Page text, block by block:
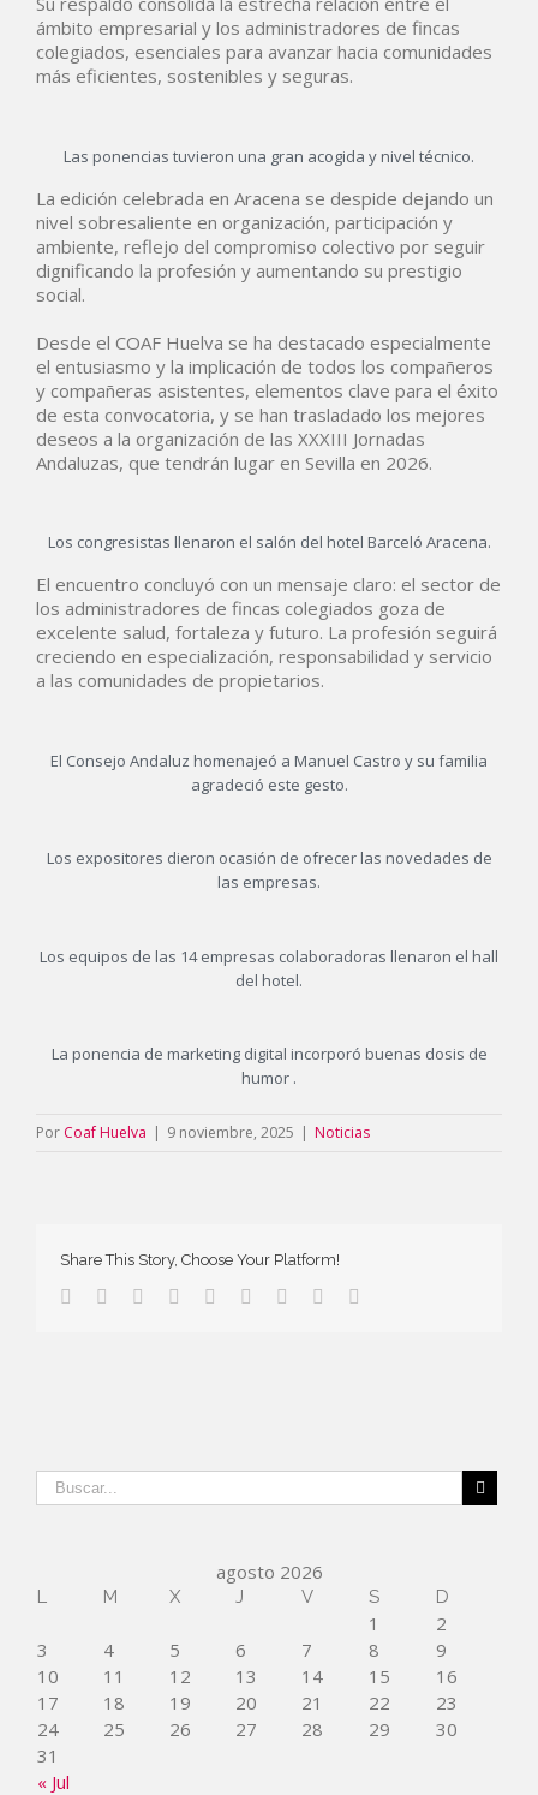
ámbito empresarial y los administradores de fincas
colegiados, esenciales para avanzar hacia comunidades
más eficientes, sostenibles y seguras.
Las ponencias tuvieron una gran acogida y nivel técnico.
La edición celebrada en Aracena se despide dejando un
nivel sobresaliente en organización, participación y
ambiente, reflejo del compromiso colectivo por seguir
dignificando la profesión y aumentando su prestigio
social.
Desde el COAF Huelva se ha destacado especialmente
el entusiasmo y la implicación de todos los compañeros
y compañeras asistentes, elementos clave para el éxito
de esta convocatoria, y se han trasladado los mejores
deseos a la organización de las XXXIII Jornadas
Andaluzas, que tendrán lugar en Sevilla en 2026.
Los congresistas llenaron el salón del hotel Barceló Aracena.
El encuentro concluyó con un mensaje claro: el sector de
los administradores de fincas colegiados goza de
excelente salud, fortaleza y futuro. La profesión seguirá
creciendo en especialización, responsabilidad y servicio
a las comunidades de propietarios.
El Consejo Andaluz homenajeó a Manuel Castro y su familia
agradeció este gesto.
Los expositores dieron ocasión de ofrecer las novedades de
las empresas.
Los equipos de las 14 empresas colaboradoras llenaron el hall
del hotel.
La ponencia de marketing digital incorporó buenas dosis de
humor .
Por Coaf Huelva | 9 noviembre, 2025 | Noticias
Share This Story, Choose Your Platform!
agosto 2026
L M X J V S D
« Jul
1
2
3
4 5 6 7 8
9
10
11 12 13 14 15
16
17
18 19 20 21 22
23
24
25 26 27 28 29
30
31